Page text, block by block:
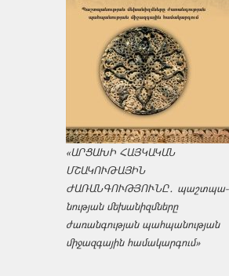
«ԱՐՑԱԽԻ ՀԱՅԿԱԿԱՆ
ՄՇԱԿՈՒԹԱՅԻՆ
ԺԱՌԱՆԳՈՒԹՅՈՒՆԸ․ պաշտպա­
նության մեխանիզմները
ժառանգության պահպանության
միջազ­գային համակարգում»